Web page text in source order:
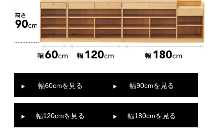
幅60cmを見る 幅90cmを見る
幅120cmを見る 幅180cmを見る